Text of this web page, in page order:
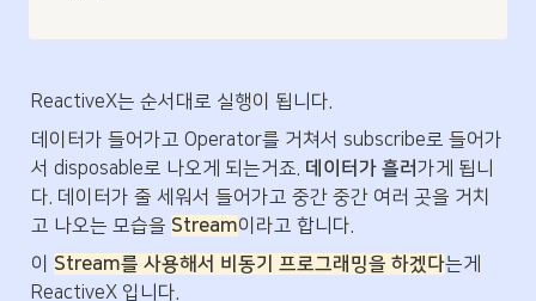
ReactiveX는 순서대로 실행이 됩니다.
데이터가 들어가고 Operator를 거쳐서 subscribe로 들어가
서 disposable로 나오게 되는거죠. 데이터가 흘러가게 됩니
다. 데이터가 줄 세워서 들어가고 중간 중간 여러 곳을 거치
고 나오는 모습을 Stream이라고 합니다.
이 Stream를 사용해서 비동기 프로그래밍을 하겠다는게
ReactiveX 입니다.